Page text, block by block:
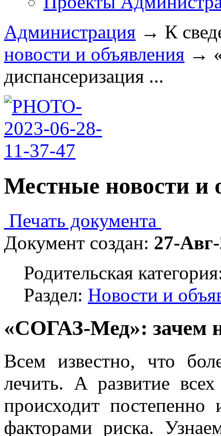
Администрация → К
новости и объявления →
диспансеризация ...
Местные новости и
Печать документа
Документ создан: 27-
Родительская
Раздел: Новости и
«СОГАЗ-Мед»: зачем
Всем известно, что
лечить. А развитие
происходит постепенно
факторами риска.